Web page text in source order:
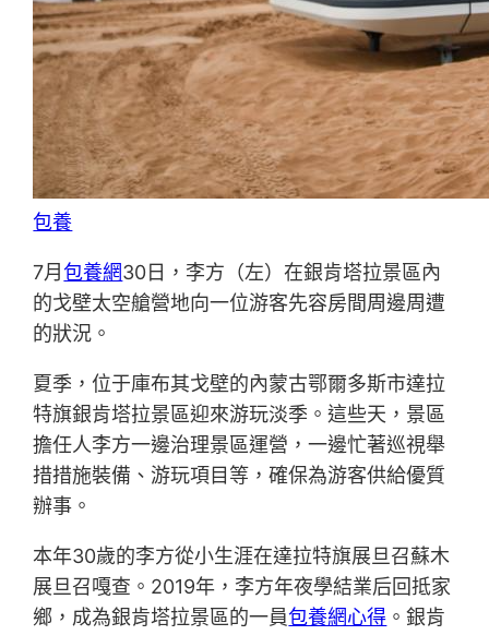
包養
7月包養網30日，李方（左）在銀肯塔拉景區內
的戈壁太空艙營地向一位游客先容房間周邊周遭
的狀況。
夏季，位于庫布其戈壁的內蒙古鄂爾多斯市達拉
特旗銀肯塔拉景區迎來游玩淡季。這些天，景區
擔任人李方一邊治理景區運營，一邊忙著巡視舉
措措施裝備、游玩項目等，確保為游客供給優質
辦事。
本年30歲的李方從小生涯在達拉特旗展旦召蘇木
展旦召嘎查。2019年，李方年夜學結業后回抵家
鄉，成為銀肯塔拉景區的一員包養網心得 。銀肯